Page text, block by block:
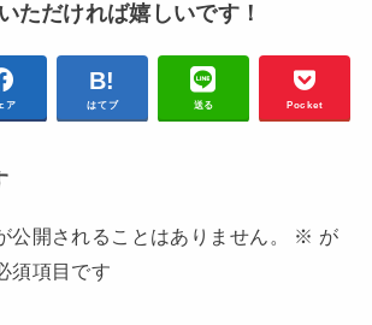
ただければ嬉しいです！
ア はてブ 送る Pocket
公開されることはありません。 ※ が
須項目です